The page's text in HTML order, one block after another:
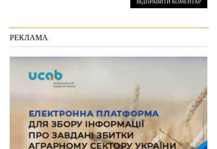
РЕКЛАМА